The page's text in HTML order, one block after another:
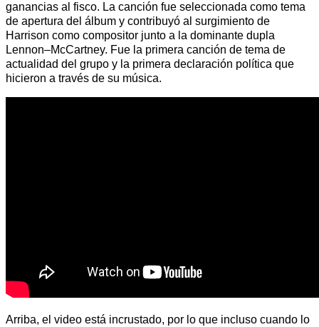
ganancias al fisco. La canción fue seleccionada como tema
de apertura del álbum y contribuyó al surgimiento de
Harrison como compositor junto a la dominante dupla
Lennon–McCartney. Fue la primera canción de tema de
actualidad del grupo y la primera declaración política que
hicieron a través de su música.
Arriba, el video está incrustado, por lo que incluso cuando lo